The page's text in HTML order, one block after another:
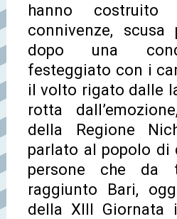
hanno
connivenze,
dopo una
festeggiato con i
il volto rigato dalle
rotta
della Regione
parlato al popolo di
persone che da
raggiunto Bari,
della XIII Giornata